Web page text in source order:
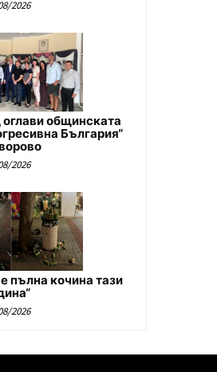
2026
общинската
България“
2026
пълна кочина тази
2026